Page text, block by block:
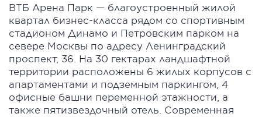
ВТБ Арена Парк — благоустроенный жилой
квартал бизнес-класса рядом со спортивным
стадионом Динамо и Петровским парком на
севере Москвы по адресу Ленинградский
проспект, 36. На 30 гектарах ландшафтной
территории расположены 6 жилых корпусов с
апартаментами и подземным паркингом, 4
офисные башни переменной этажности, а
также пятизвездочный отель. Современная